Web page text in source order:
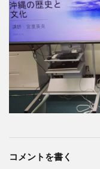
コメントを書く